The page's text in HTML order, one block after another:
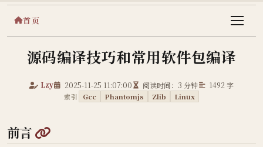
首页
源码编译技巧和常用软件包编译
Lzy 2025-11-25 11:07:00 阅读时间：3 分钟 1492 字
索引 Gcc Phantomjs Zlib Linux
前言 @